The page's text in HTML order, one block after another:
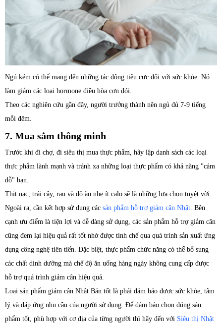
Ngủ kém có thể mang đến những tác động tiêu cực đối với sức khỏe. Nó
làm giảm các loại hormone điều hòa cơn đói.
Theo các nghiên cứu gần đây, người trưởng thành nên ngủ đủ 7-9 tiếng
mỗi đêm.
7. Mua sắm thông minh
Trước khi đi chợ, đi siêu thị mua thực phẩm, hãy lập danh sách các loại
thực phẩm lành mạnh và tránh xa những loại thực phẩm có khả năng "cám
dỗ" bạn.
Thịt nạc, trái cây, rau và đồ ăn nhẹ ít calo sẽ là những lựa chọn tuyệt vời.
Ngoài ra, cần kết hợp sử dụng các sản phẩm hỗ trợ giảm cân Nhật . Bên
cạnh ưu điểm là tiện lợi và dễ dàng sử dụng, các sản phẩm hỗ trợ giảm cân
cũng đem lại hiệu quả rất tốt nhờ được tinh chế qua quá trình sản xuất ứng
dụng công nghệ tiên tiến. Đặc biệt, thực phẩm chức năng có thể bổ sung
các chất dinh dưỡng mà chế độ ăn uống hàng ngày không cung cấp được
hỗ trợ quá trình giảm cân hiệu quả.
Loại sản phẩm giảm cân Nhật Bản tốt là phải đảm bảo được sức khỏe, tâm
lý và đáp ứng nhu cầu của người sử dụng. Để đảm bảo chọn đúng sản
phẩm tốt, phù hợp với cơ địa của từng người thì hãy đến với Siêu thị Nhật